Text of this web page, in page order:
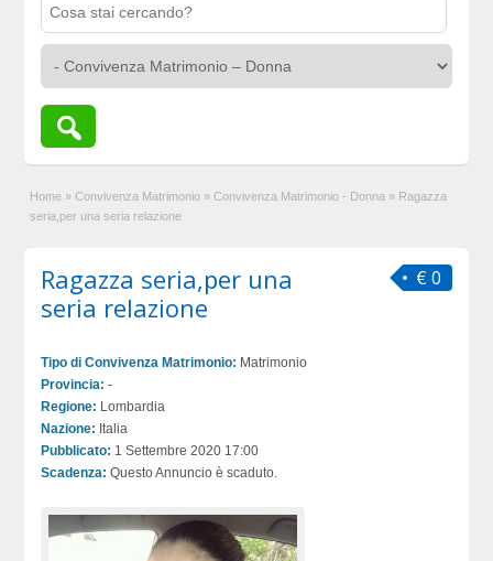
Home » Convivenza Matrimonio » Convivenza Matrimonio - Donna » Ragazza
seria,per una seria relazione
€ 0
Ragazza seria,per una
seria relazione
Tipo di Convivenza Matrimonio: Matrimonio
Provincia: -
Regione: Lombardia
Nazione: Italia
Pubblicato: 1 Settembre 2020 17:00
Scadenza: Questo Annuncio è scaduto.